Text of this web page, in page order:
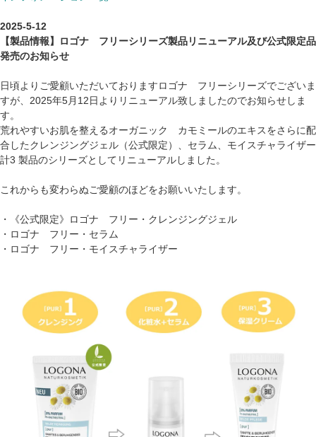
2025-5-12
【製品情報】ロゴナ フリーシリーズ製品リニューアル及び公式限定品
発売のお知らせ
日頃よりご愛顧いただいておりますロゴナ フリーシリーズでございま
すが、2025年5月12日よりリニューアル致しましたのでお知らせしま
す。
荒れやすいお肌を整えるオーガニック カモミールのエキスをさらに配
合したクレンジングジェル（公式限定）、セラム、モイスチャライザー
計3 製品のシリーズとしてリニューアルしました。
これからも変わらぬご愛顧のほどをお願いいたします。
・
《公式限定》ロゴナ フリー・クレンジングジェル
・ ロゴナ フリー・セラム
・ ロゴナ フリー・モイスチャライザー